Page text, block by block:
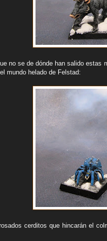
no se de dónde han salido
mundo helado de Felstad:
cerditos que hincarán el